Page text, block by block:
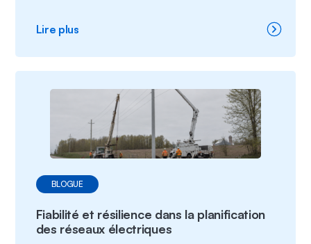
Lire plus:
de
nouvelles
importantes
surcharger
les
abonnés
BLOGUE
Fiabilité et résilience dans la planification
des réseaux électriques